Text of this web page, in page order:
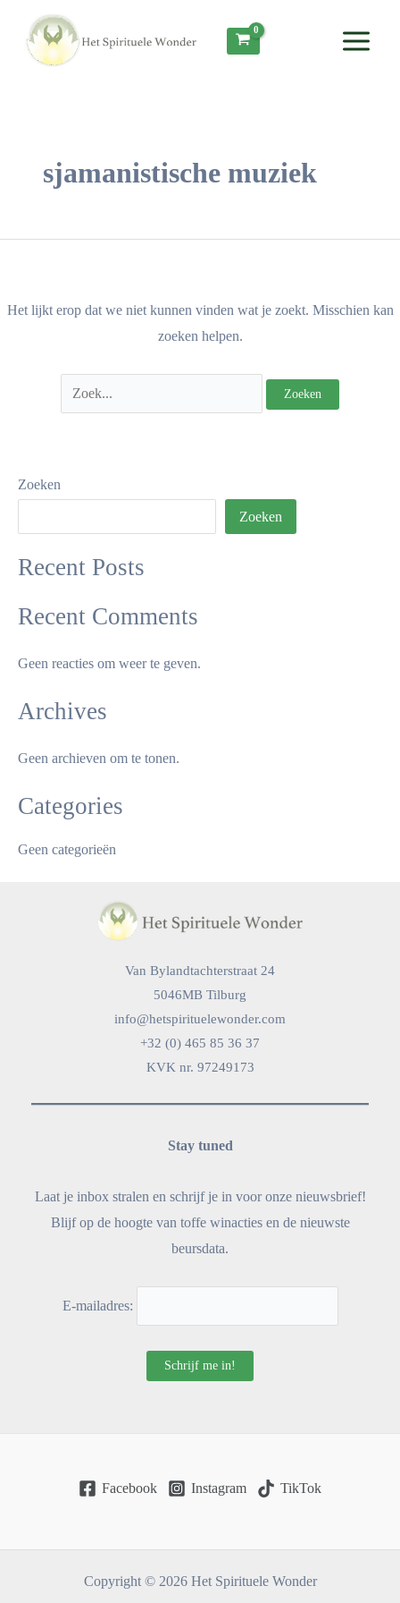
Menu
sjamanistische muziek
Het lijkt erop dat we niet kunnen vinden wat je zoekt. Misschien kan
zoeken helpen.
naar:
Zoeken
Zoeken
Recent Posts
Recent Comments
Geen reacties om weer te geven.
Archives
Geen archieven om te tonen.
Categories
Geen categorieën
Van Bylandtachterstraat 24
5046MB Tilburg
info@hetspirituelewonder.com
+32 (0) 465 85 36 37
KVK nr. 97249173
Stay tuned
Laat je inbox stralen en schrijf je in voor onze nieuwsbrief!
Blijf op de hoogte van toffe winacties en de nieuwste
beursdata.
E-mailadres:
Facebook Instagram TikTok
Copyright © 2026 Het Spirituele Wonder